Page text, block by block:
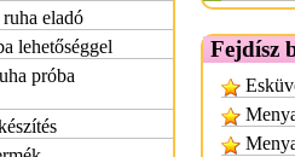
eladó
lehetőséggel
próba
Fejdísz